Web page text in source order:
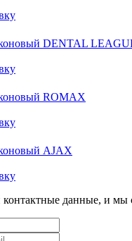
DENTAL
ROMAX
AJAX
контактные данные, и мы